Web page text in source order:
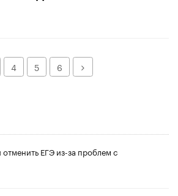
4 5 6 Далее
ЕГЭ из-за проблем с